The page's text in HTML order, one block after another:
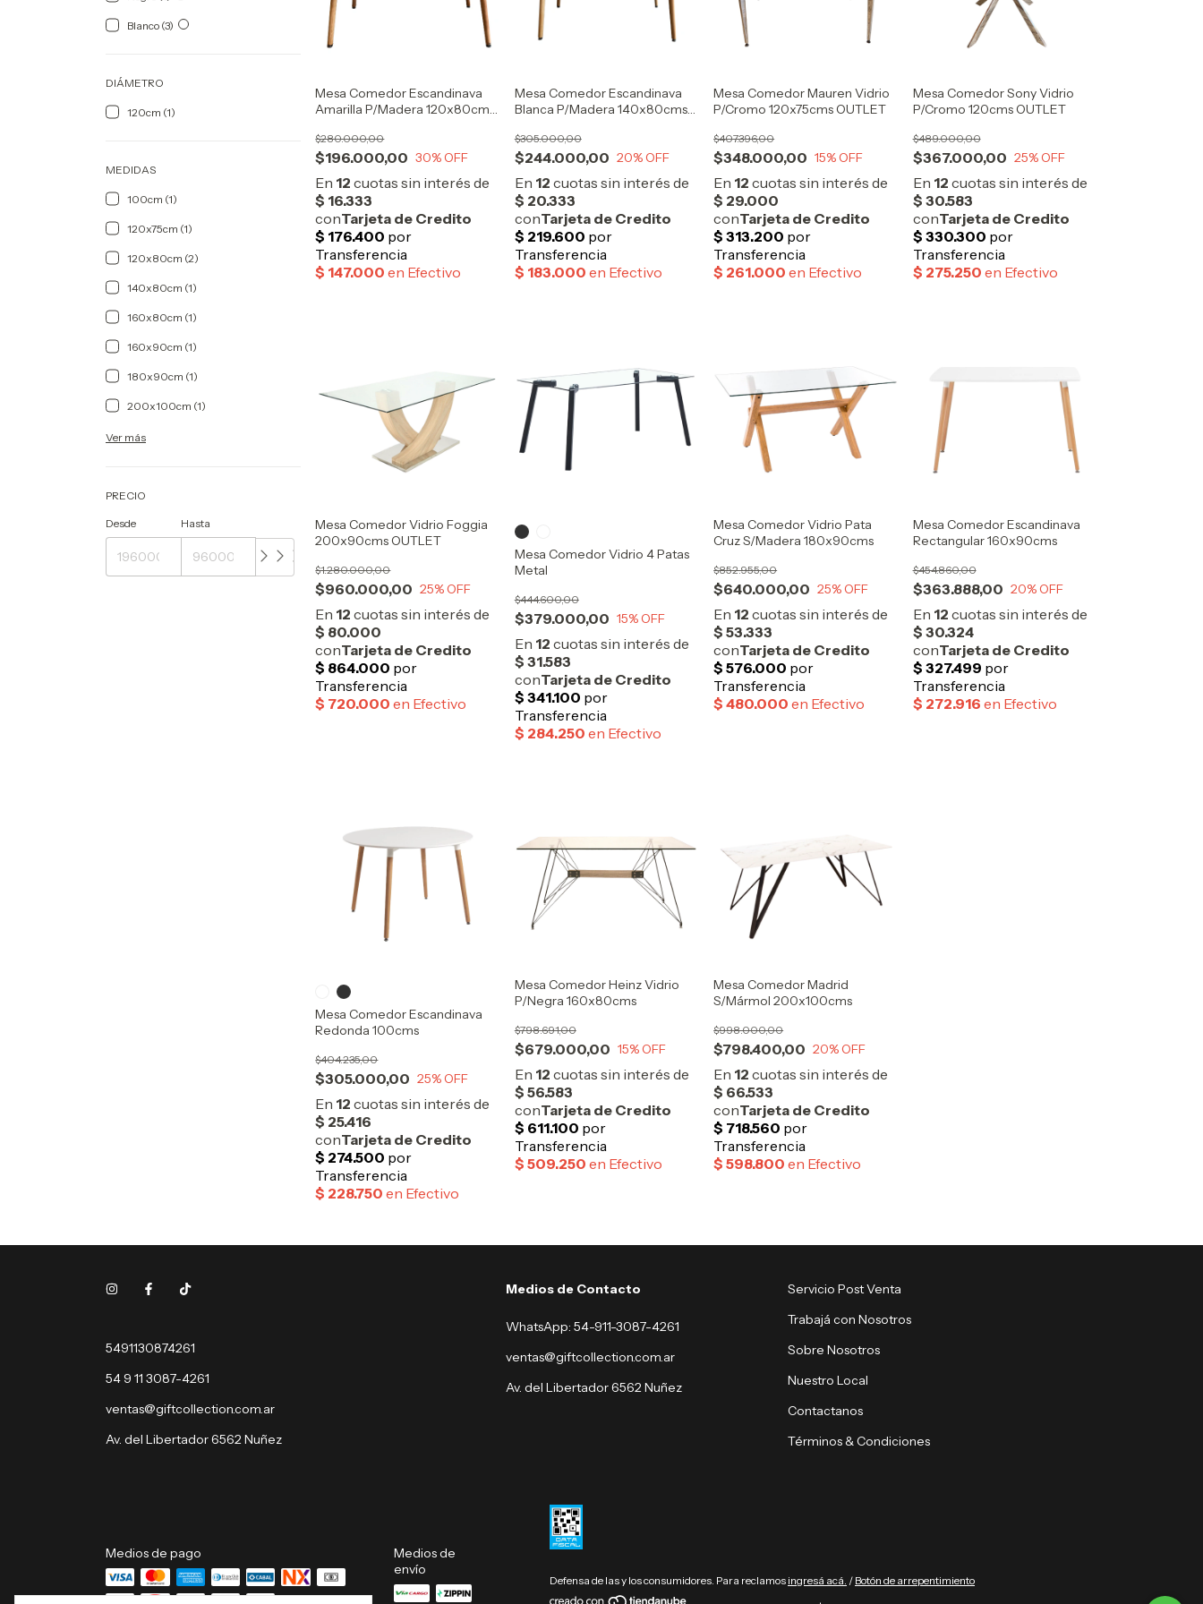
Blanco (3)
DIÁMETRO
120cm (1)
MEDIDAS
100cm (1)
120x75cm (1)
120x80cm (2)
140x80cm (1)
160x80cm (1)
160x90cm (1)
180x90cm (1)
200x100cm (1)
Ver más
PRECIO
Desde Hasta
Mesa Comedor Escandinava
Amarilla P/Madera 120x80cms
$196.000,00
$280.000,00
30% OFF
Mesa Comedor Escandinava
Blanca P/Madera 140x80cms
$244.000,00
$305.000,00
20% OFF
Mesa Comedor Mauren Vidrio
P/Cromo 120x75cms OUTLET
$348.000,00
$407.396,00
15% OFF
Mesa Comedor Sony Vidrio
P/Cromo 120cms OUTLET
$367.000,00
$489.000,00
25% OFF
Mesa Comedor Vidrio Foggia
200x90cms OUTLET
$960.000,00
$1.280.000,00
25% OFF
Mesa Comedor Vidrio 4 Patas
Metal
$379.000,00
$444.600,00
15% OFF
Mesa Comedor Vidrio Pata
Cruz S/Madera 180x90cms
$640.000,00
$852.955,00
25% OFF
Mesa Comedor Escandinava
Rectangular 160x90cms
$363.888,00
$454.860,00
20% OFF
Mesa Comedor Escandinava
Redonda 100cms
$305.000,00
$404.235,00
25% OFF
Mesa Comedor Heinz Vidrio
P/Negra 160x80cms
$679.000,00
$798.691,00
15% OFF
Mesa Comedor Madrid
S/Mármol 200x100cms
$798.400,00
$998.000,00
20% OFF
5491130874261
54 9 11 3087-4261
ventas@giftcollection.com.ar
Av. del Libertador 6562 Nuñez
Medios de Contacto
WhatsApp: 54-911-3087-4261
ventas@giftcollection.com.ar
Av. del Libertador 6562 Nuñez
Servicio Post Venta
Trabajá con Nosotros
Sobre Nosotros
Nuestro Local
Contactanos
Términos & Condiciones
Medios de pago
Medios de
envío
Defensa de las y los consumidores. Para reclamos ingresá acá. / Botón de arrepentimiento